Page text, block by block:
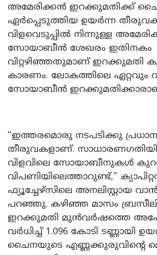
അമേരിക്കൻ ഇറക്കുമതിക്ക്
ഏർപ്പെടുത്തിയ ഉയർന്ന
വിളവെടുപ്പിൽ നിന്നുള്ള
സോയാബീൻ ശേഖരം ഇതിനകം
വിറ്റഴിഞ്ഞതുമാണ് ഇറക്കുമതി
കാരണം. ലോകത്തിലെ ഏറ്റവും
സോയാബീൻ
“ഇത്തരമൊരു നടപടിക്കു
തീരുവകളാണ്.
വിളവിലെ സോയാബീനുകൾ
വിപണിയിലെത്താറുണ്ട്,”
ഫ്യൂച്ചേഴ്‌സിലെ അനലിസ്റ്റായ
പറഞ്ഞു. കഴിഞ്ഞ മാസം
ഇറക്കുമതി മുൻവർഷത്തെ
വർധിച്ച് 1.096 കോടി ടണ്ണായി
ചൈനയുടെ എണ്ണക്കുരുവിൻ്റെ